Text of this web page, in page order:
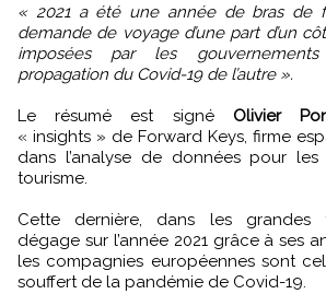
« 2021 a été une année de bras de
demande de voyage d’une part d’un
imposées par les
propagation du Covid-19 de l’autre ».
Le résumé est signé Olivier
« insights » de Forward Keys, firme
dans l’analyse de données pour
tourisme.
Cette dernière, dans les grandes
dégage sur l’année 2021 grâce à ses
les compagnies européennes sont
souffert de la pandémie de Covid-19.